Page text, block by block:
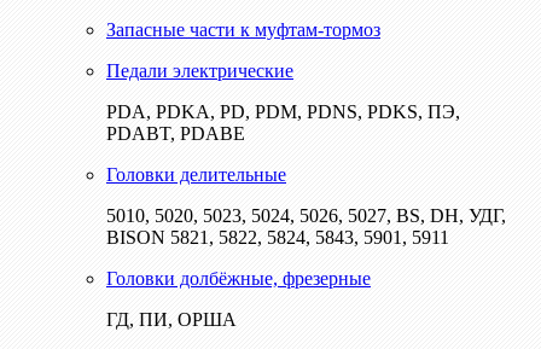
Запасные части к муфтам-тормоз
Педали электрические
PDA, PDKA, PD, PDM, PDNS, PDKS, ПЭ,
PDABT, PDABE
Головки делительные
5010, 5020, 5023, 5024, 5026, 5027, BS, DH, УДГ,
BISON 5821, 5822, 5824, 5843, 5901, 5911
Головки долбёжные, фрезерные
ГД, ПИ, ОРША